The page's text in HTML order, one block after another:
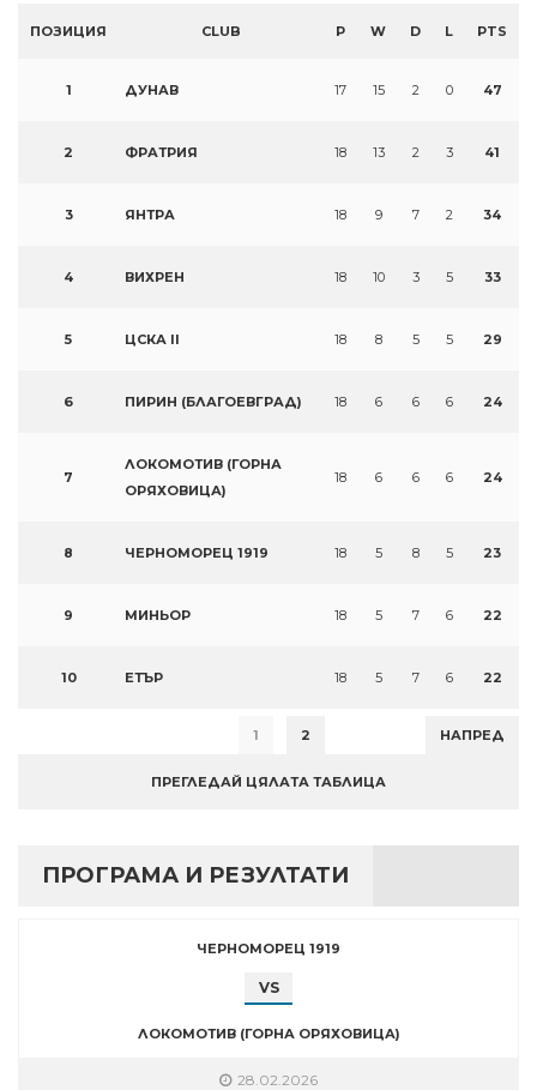
ПОЗИЦИЯ CLUB P W D L PTS
1 ДУНАВ 17 15 2 0 47
2 ФРАТРИЯ 18 13 2 3 41
3 ЯНТРА 18 9 7 2 34
4 ВИХРЕН 18 10 3 5 33
5 ЦСКА II 18 8 5 5 29
6 ПИРИН (БЛАГОЕВГРАД) 18 6 6 6 24
7
ЛОКОМОТИВ (ГОРНА
ОРЯХОВИЦА)
18 6 6 6 24
8 ЧЕРНОМОРЕЦ 1919 18 5 8 5 23
9 МИНЬОР 18 5 7 6 22
10 ЕТЪР 18 5 7 6 22
1 2 НАПРЕД
ПРЕГЛЕДАЙ ЦЯЛАТА ТАБЛИЦА
ПРОГРАМА И РЕЗУЛТАТИ
ЧЕРНОМОРЕЦ 1919
VS
ЛОКОМОТИВ (ГОРНА ОРЯХОВИЦА)
28.02.2026